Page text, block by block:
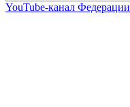
YouTube-канал Федерации